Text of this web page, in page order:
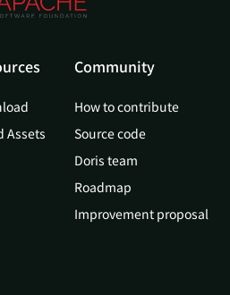
Assets
Community
How to contribute
Source code
Doris team
Roadmap
Improvement proposal